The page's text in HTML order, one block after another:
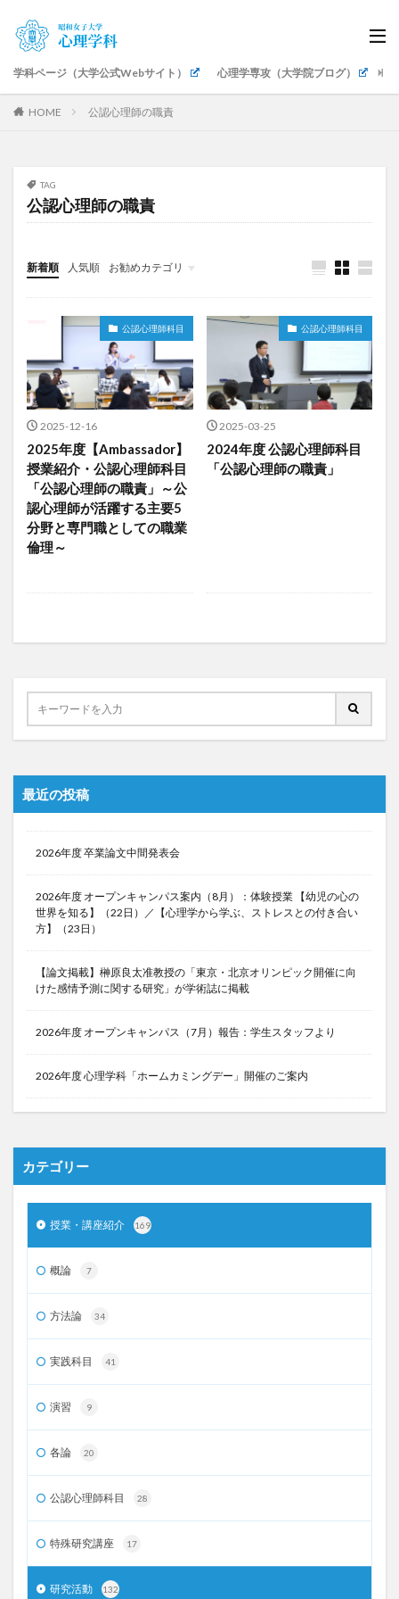
学科ページ（大学公式Webサイト） 心理学専攻（大学院ブログ）
HOME 公認心理師の職責
TAG
公認心理師の職責
新着順 人気順 お勧めカテゴリ
授業・講座紹介
公認心理師科目
ゼミ・卒論
研究発表・成果
イベント・式典
キャリア支援
地域・社会貢献
教職員紹介
公認心理師科目
2025-12-16
2025年度【Ambassador】
授業紹介・公認心理師科目
「公認心理師の職責」～公
認心理師が活躍する主要5
分野と専門職としての職業
倫理～
公認心理師科目
2025-03-25
2024年度 公認心理師科目
「公認心理師の職責」
最近の投稿
2026年度 卒業論文中間発表会
2026年度 オープンキャンパス案内（8月）：体験授業 【幼児の心の
世界を知る】（22日）／【心理学から学ぶ、ストレスとの付き合い
方】（23日）
【論文掲載】榊原良太准教授の「東京・北京オリンピック開催に向
けた感情予測に関する研究」が学術誌に掲載
2026年度 オープンキャンパス（7月）報告：学生スタッフより
2026年度 心理学科「ホームカミングデー」開催のご案内
カテゴリー
授業・講座紹介 169
概論 7
方法論 34
実践科目 41
演習 9
各論 20
公認心理師科目 28
特殊研究講座 17
研究活動 132